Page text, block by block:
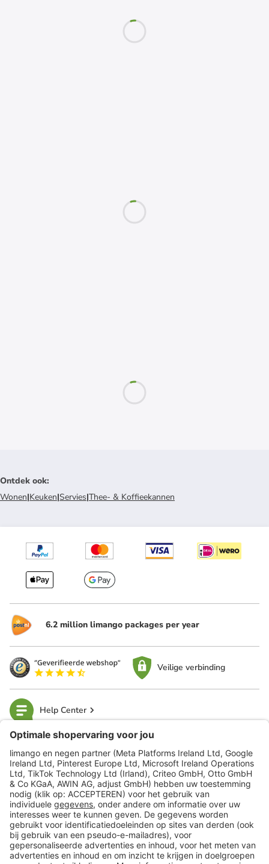
Ontdek ook:
Wonen|Keuken|Servies|Thee- & Koffieekannen
6.2 million limango packages per year
Veilige verbinding
Help Center
limango
Veilig winkelen
Klantenservice
Shop
Acties